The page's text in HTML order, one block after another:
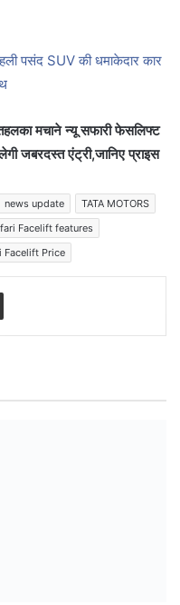
पसंद SUV की धमाकेदार कार
मचाने न्यू सफारी फेसलिफ्ट
जबरदस्त एंट्री,जानिए प्राइस
news update
TATA MOTORS
Facelift features
Facelift Price